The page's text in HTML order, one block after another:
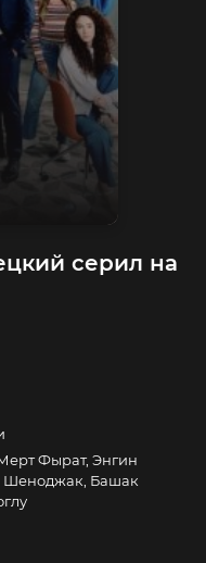
серил на
Фырат, Энгин
Шеноджак, Башак